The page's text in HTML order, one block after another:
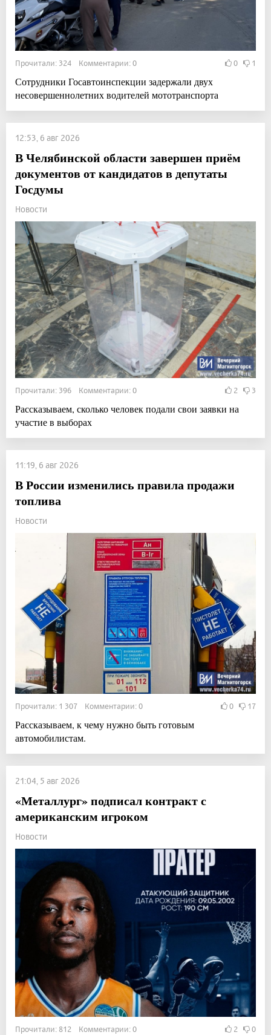
Прочитали: 324 Комментарии: 0 0 1
Сотрудники Госавтоинспекции задержали двух
несовершеннолетних водителей мототранспорта
12:53, 6 авг 2026
В Челябинской области завершен приём
документов от кандидатов в депутаты
Госдумы
Новости
Прочитали: 396 Комментарии: 0 2 3
Рассказываем, сколько человек подали свои заявки на
участие в выборах
11:19, 6 авг 2026
В России изменились правила продажи
топлива
Новости
Прочитали: 1 307 Комментарии: 0 0 17
Рассказываем, к чему нужно быть готовым
автомобилистам.
21:04, 5 авг 2026
«Металлург» подписал контракт с
американским игроком
Новости
Прочитали: 812 Комментарии: 0 2 0